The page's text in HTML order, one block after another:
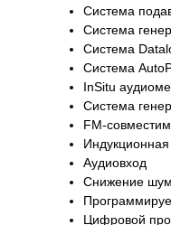
Система
Система
Система
Система
InSitu
Система
FM-
Индукционная
Аудиовход
Снижение
Цифровой